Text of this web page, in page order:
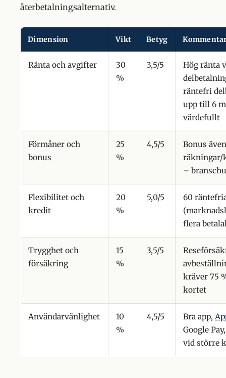
återbetalningsalternativ.
Dimension Vikt Betyg
Ränta och avgifter
30
%
3,5/5
Hög ränta
räntefri
upp till 6
värdefullt
Förmåner och
bonus
25
%
4,5/5
Bonus
räkningar/
–
Flexibilitet och
kredit
20
%
5,0/5
60
flera
Trygghet och
försäkring
15
%
3,5/5
kräver 75
kortet
Användarvänlighet
10
%
4,5/5 Bra app,
Google
vid större